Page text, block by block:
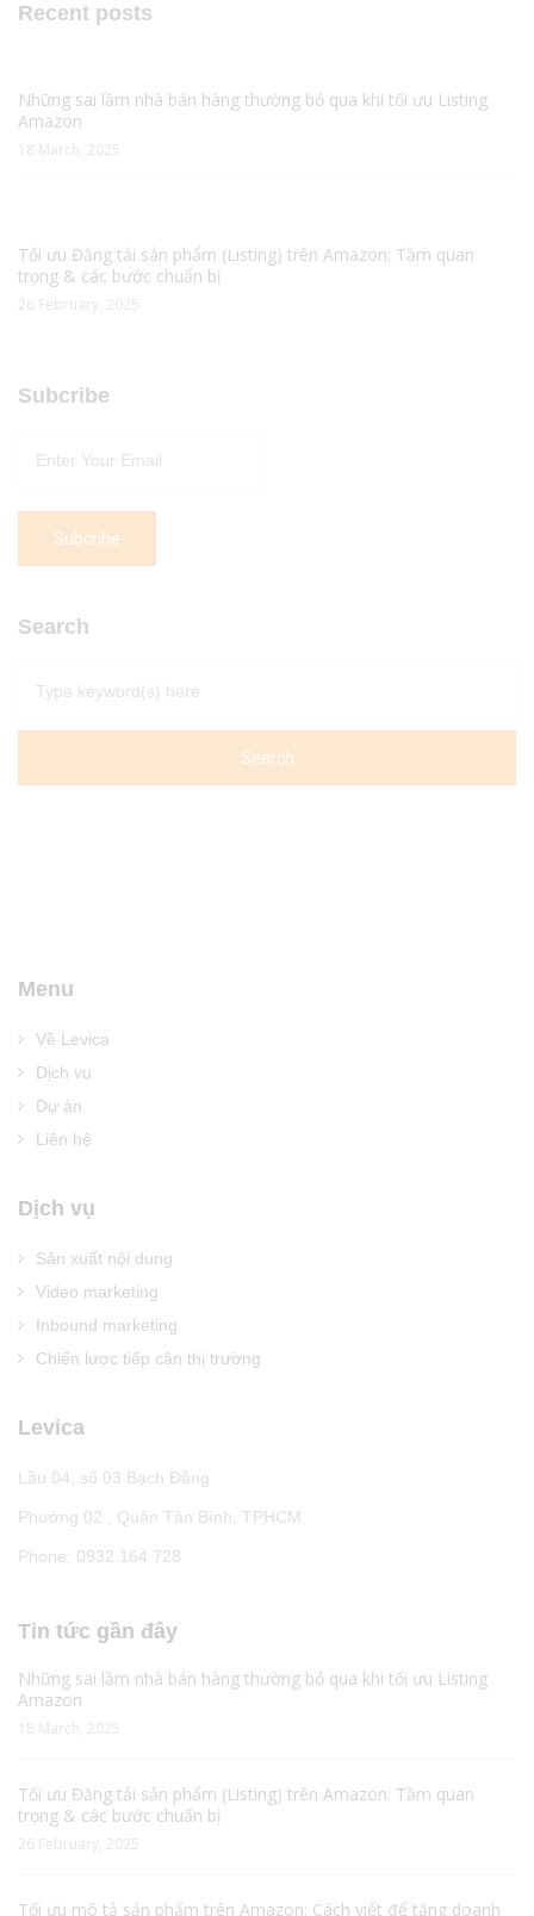
Recent posts
Những sai lầm nhà bán hàng thường bỏ qua khi tối ưu Listing
Amazon
18 March, 2025
Tối ưu Đăng tải sản phẩm (Listing) trên Amazon: Tầm quan
trọng & các bước chuẩn bị
26 February, 2025
Subcribe
Search
Menu
Về Levica
Dịch vụ
Dự án
Liên hệ
Dịch vụ
Sản xuất nội dung
Video marketing
Inbound marketing
Chiến lược tiếp cận thị trường
Levica
Lầu 04, số 03 Bạch Đằng
Phường 02 , Quận Tân Bình, TPHCM
Phone: 0932 164 728
Tin tức gần đây
Những sai lầm nhà bán hàng thường bỏ qua khi tối ưu Listing
Amazon
18 March, 2025
Tối ưu Đăng tải sản phẩm (Listing) trên Amazon: Tầm quan
trọng & các bước chuẩn bị
26 February, 2025
Tối ưu mô tả sản phẩm trên Amazon: Cách viết để tăng doanh